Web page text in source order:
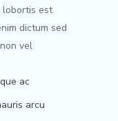
lobortis est
dictum sed
vel
ac
arcu